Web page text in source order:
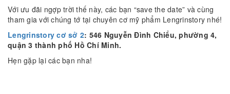
Với ưu đãi ngợp trời thế này, các bạn “save the date” và cùng
tham gia với chúng tớ tại chuyên cơ mỹ phẩm Lengrinstory nhé!
Lengrinstory cơ sở 2: 546 Nguyễn Đình Chiểu, phường 4,
quận 3 thành phố Hồ Chí Minh.
Hẹn gặp lại các bạn nha!